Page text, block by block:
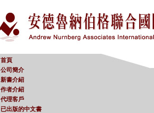
首頁
公司簡介
新書介紹
作者介紹
代理客戶
已出版的中文書